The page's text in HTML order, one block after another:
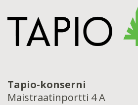
Tapio-konserni
Maistraatinportti 4 A